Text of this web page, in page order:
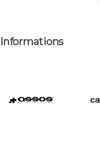
Informations